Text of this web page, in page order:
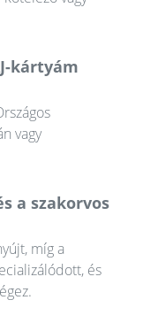
kártyám
vagy
a szakorvos
míg a
és